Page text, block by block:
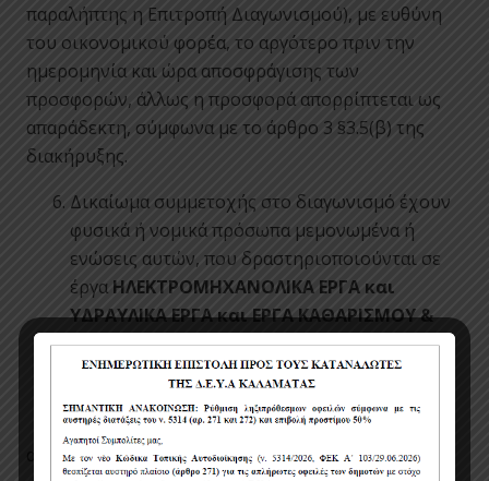
παραλήπτης η Επιτροπή Διαγωνισμού), με ευθύνη
του οικονομικού φορέα, το αργότερο πριν την
ημερομηνία και ώρα αποσφράγισης των
προσφορών, άλλως η προσφορά απορρίπτεται ως
απαράδεκτη, σύμφωνα με το άρθρο 3 §3.5(β) της
διακήρυξης.
Δικαίωμα συμμετοχής στο διαγωνισμό έχουν
φυσικά ή νομικά πρόσωπα μεμονωμένα ή
ενώσεις αυτών, που δραστηριοποιούνται σε
έργα ΗΛΕΚΤΡΟΜΗΧΑΝΟΛΙΚΑ ΕΡΓΑ και
ΥΔΡΑΥΛΙΚΑΕΡΓΑκαι ΕΡΓΑ ΚΑΘΑΡΙΣΜΟΥ &
ΕΠΕΞΕΡΓΑΣΙΑΣ ΝΕΡΟΥ ΥΓΡΩΝ ΣΤΕΡΕΩΝ ΚΑΙ
ΑΕΡΙΩΝ ΑΠΟΒΛΗΤΩΝ, σύμφωνα με το άρθρο
21 της διακήρυξης, που είναι εγκατεστημένα:
α) σε κράτος-μέλος της Ένωσης,